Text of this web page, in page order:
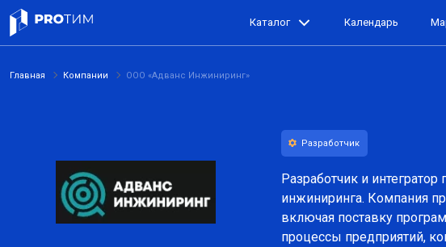
Каталог Календарь
Главная Компании ООО «Адванс Инжиниринг»
Разработчик
Разработчик и
инжиниринга. Компания
включая поставку
процессы предприятий,